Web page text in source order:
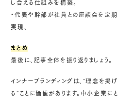
し合える仕組みを構築。
・代表や幹部が社員との座談会を定期
実現。
まとめ
最後に、記事全体を振り返りましょう。
インナーブランディングは、“理念を掲
る”ことに価値があります。中小企業に